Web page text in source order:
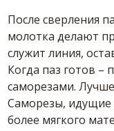
После сверления
молотка делают
служит линия,
Когда паз готов –
саморезами.
Саморезы, идущие
более мягкого